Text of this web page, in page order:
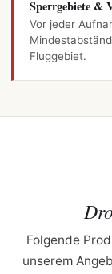
Sperrgebiete &
Vor jeder
Fluggebiet.
Folgende
unserem